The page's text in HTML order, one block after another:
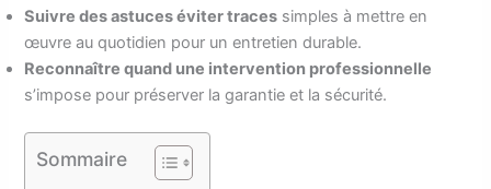
Suivre des astuces éviter traces simples à mettre en
œuvre au quotidien pour un entretien durable.
Reconnaître quand une intervention professionnelle
s’impose pour préserver la garantie et la sécurité.
Sommaire